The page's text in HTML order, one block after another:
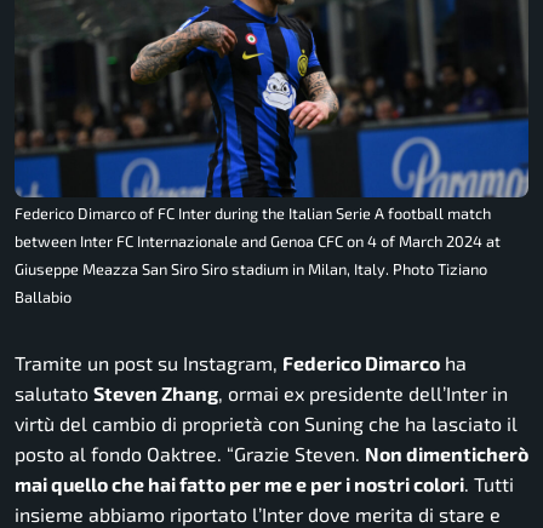
Federico Dimarco of FC Inter during the Italian Serie A football match
between Inter FC Internazionale and Genoa CFC on 4 of March 2024 at
Giuseppe Meazza San Siro Siro stadium in Milan, Italy. Photo Tiziano
Ballabio
Tramite un post su Instagram, Federico Dimarco ha
salutato Steven Zhang, ormai ex presidente dell’Inter in
virtù del cambio di proprietà con Suning che ha lasciato il
posto al fondo Oaktree. “Grazie Steven. Non dimenticherò
mai quello che hai fatto per me e per i nostri colori. Tutti
insieme abbiamo riportato l’Inter dove merita di stare e